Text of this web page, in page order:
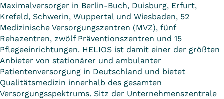
Maximalversorger in Berlin-Buch, Duisburg, Erfurt,
Krefeld, Schwerin, Wuppertal und Wiesbaden, 52
Medizinische Versorgungszentren (MVZ), fünf
Rehazentren, zwölf Präventionszentren und 15
Pflegeeinrichtungen. HELIOS ist damit einer der größten
Anbieter von stationärer und ambulanter
Patientenversorgung in Deutschland und bietet
Qualitätsmedizin innerhalb des gesamten
Versorgungsspektrums. Sitz der Unternehmenszentrale